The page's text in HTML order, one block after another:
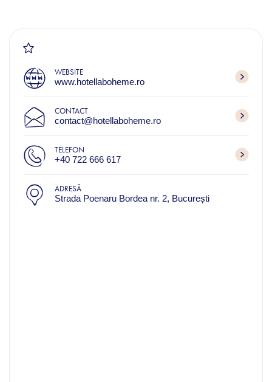
WEBSITE
www.hotellaboheme.ro
CONTACT
contact@hotellaboheme.ro
TELEFON
+40 722 666 617
ADRESĂ
Strada Poenaru Bordea nr. 2, București